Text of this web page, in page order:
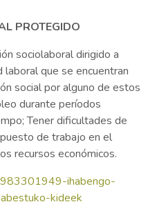
PROTEGIDO
sociolaboral dirigido a
que se encuentran
social por alguno de estos
durante períodos
Tener dificultades de
de trabajo en el
recursos económicos.
ihabengo-
kideek